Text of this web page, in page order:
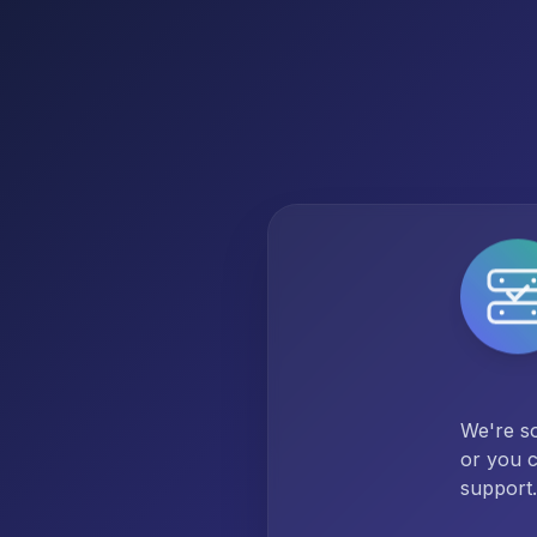
We're
or you
support.